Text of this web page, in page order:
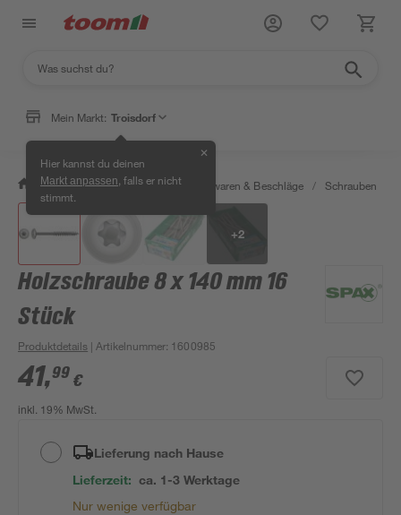
Mein Markt: Troisdorf
Hier kannst du deinen
Markt anpassen , falls er nicht
stimmt.
✕
/ Werkstatt & Maschinen / Eisenwaren & Beschläge / Schrauben
+2
Holzschraube 8 x 140 mm 16
Stück
Produktdetails | Artikelnummer: 1600985
41,99 €
inkl. 19% MwSt.
Lieferung nach Hause
Lieferzeit: ca. 1-3 Werktage
Nur wenige verfügbar